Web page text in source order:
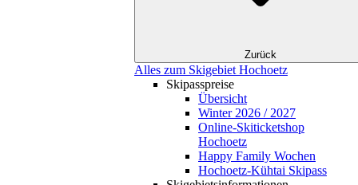
Zurück
Alles zum Skigebiet Hochoetz
Skipasspreise
Übersicht
Winter 2026 / 2027
Online-Skiticketshop
Hochoetz
Happy Family Wochen
Hochoetz-Kühtai Skipass